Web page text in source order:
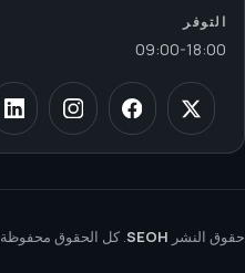
التوفر
09:00-18:00
حقوق النشر SEOH. كل الحقوق محفوظة